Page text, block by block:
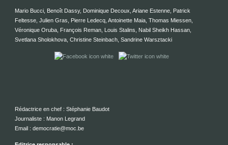
Mario Bucci, Benoît Dassy, Dominique Decoux, Ariane Estenne, Patrick
Feltesse, Julien Gras, Pierre Ledecq, Antoinette Maia, Thomas Miessen,
Véronique Oruba, François Reman, Louis Stalins, Nabil Sheikh Hassan,
Svetlana Sholokhova, Christine Steinbach, Sandrine Warsztacki
Rédactrice en chef : Stéphanie Baudot
Journaliste : Manon Legrand
Email : democratie@moc.be